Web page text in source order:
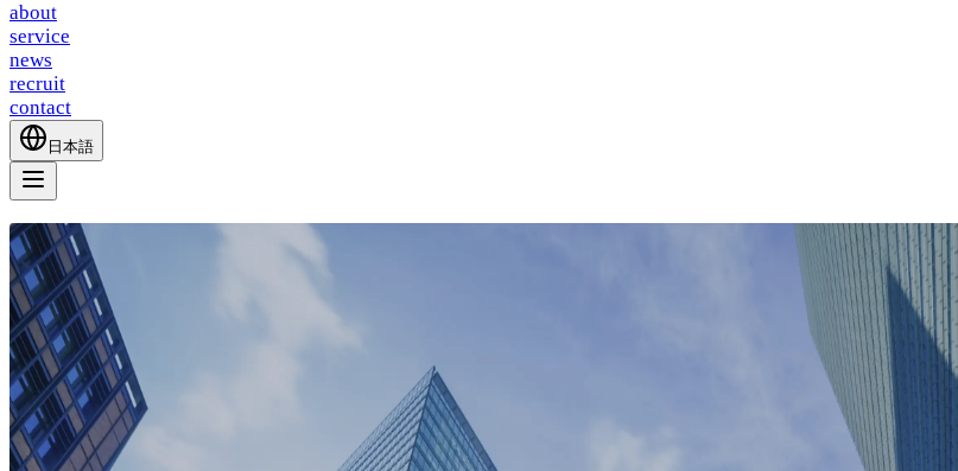
about
service
news
recruit
contact
日本語
about
service
news
recruit